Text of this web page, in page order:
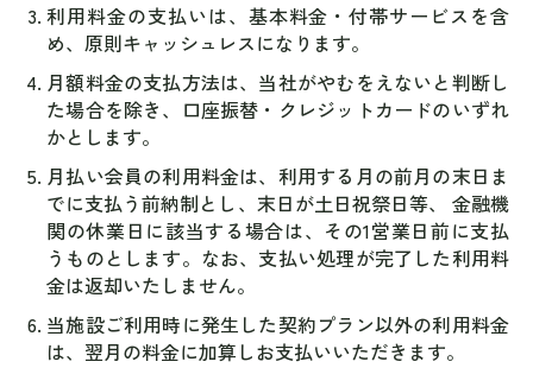
利用料金の支払いは、基本料金・付帯サービスを含
め、原則キャッシュレスになります。
月額料金の支払方法は、当社がやむをえないと判断し
た場合を除き、口座振替・クレジットカードのいずれ
かとします。
月払い会員の利用料金は、利用する月の前月の末日ま
でに支払う前納制とし、末日が土日祝祭日等、 金融機
関の休業日に該当する場合は、その1営業日前に支払
うものとします。なお、支払い処理が完了した利用料
金は返却いたしません。
当施設ご利用時に発生した契約プラン以外の利用料金
は、翌月の料金に加算しお支払いいただきます。